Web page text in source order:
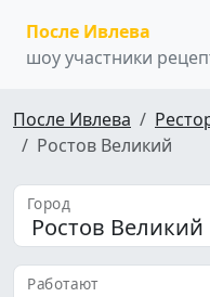
После Ивлева
шоу участники
После Ивлева
Ростов Великий
Город
Работают